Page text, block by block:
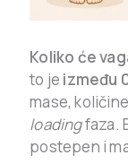
Koliko će
to je između
mase,
loadingfaza.
postepen i